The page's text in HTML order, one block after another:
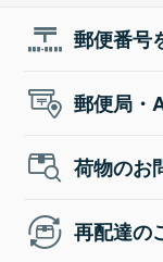
郵便番号
郵便局・
荷物のお
再配達の